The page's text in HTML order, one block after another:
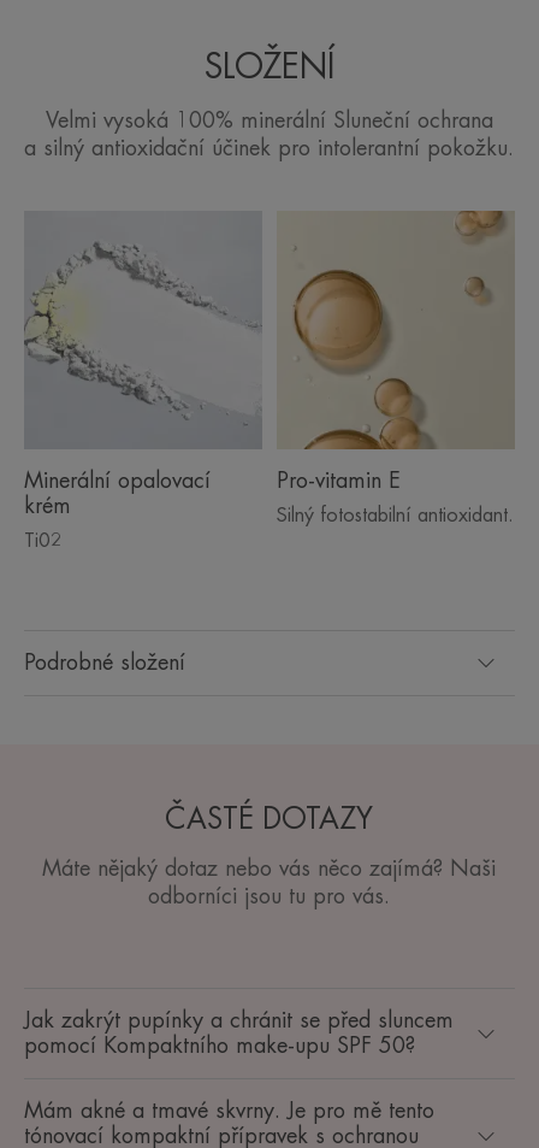
SLOŽENÍ
Velmi vysoká 100% minerální Sluneční ochrana
a silný antioxidační účinek pro intolerantní pokožku.
Podrobné složení
Minerální opalovací
krém
Ti02
Pro-vitamin E
Silný fotostabilní antioxidant.
ČASTÉ DOTAZY
Máte nějaký dotaz nebo vás něco zajímá? Naši
odborníci jsou tu pro vás.
Jak zakrýt pupínky a chránit se před sluncem
pomocí Kompaktního make-upu SPF 50?
Mám akné a tmavé skvrny. Je pro mě tento
tónovací kompaktní přípravek s ochranou